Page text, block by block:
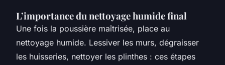
L’importance du nettoyage humide final
Une fois la poussière maîtrisée, place au
nettoyage humide. Lessiver les murs, dégraisser
les huisseries, nettoyer les plinthes : ces étapes